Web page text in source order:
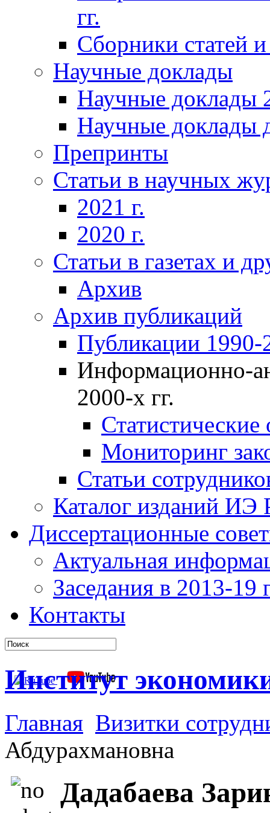
гг.
Сборники статей
Научные доклады
Научные доклады
Научные доклады
Препринты
Статьи в научных
2021 г.
2020 г.
Статьи в газетах и
Архив
Архив публикаций
Публикации 1990-
Информационно-
2000-х гг.
Мониторинг
Статьи
Каталог изданий ИЭ
Диссертационные
Актуальная
Заседания в 2013-19
Контакты
Институт
Главная Визитки
Абдурахмановна
Дадабаева